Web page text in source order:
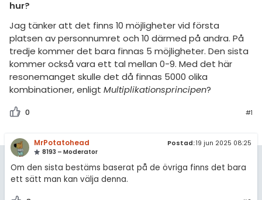
hur?
Jag tänker att det finns 10 möjligheter vid första
platsen av personnumret och 10 därmed på andra. På
tredje kommer det bara finnas 5 möjligheter. Den sista
kommer också vara ett tal mellan 0-9. Med det här
resonemanget skulle det då finnas 5000 olika
kombinationer, enligt Multiplikationsprincipen?
0 #1
MrPotatohead
8193 – Moderator
Postad:19 jun 2025 08:25
Om den sista bestäms baserat på de övriga finns det bara
ett sätt man kan välja denna.
För lärare
3 inloggade
Om Pluggakuten
(mattedelen)
diskussioner
diskussioner